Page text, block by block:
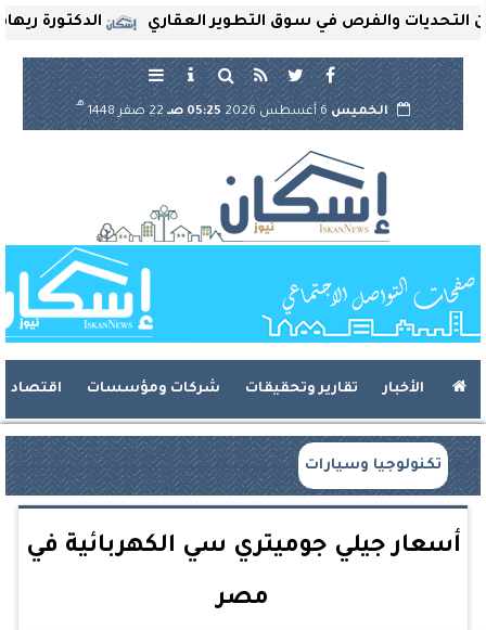
الدكتورة ريهام والفرص في سوق التطوير العقاري
الخميس 05:25 صـ 22 صفر 1448
هـ
الأخبار تقارير وتحقيقات شركات ومؤسسات اقتصاد
تكنولوجيا وسيارات
أسعار جيلي جوميتري سي الكهربائية في
مصر